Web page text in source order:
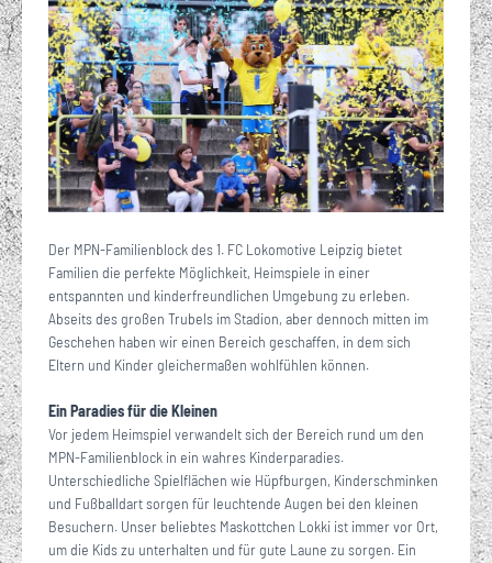
Der MPN-Familienblock des 1. FC Lokomotive Leipzig bietet
Familien die perfekte Möglichkeit, Heimspiele in einer
entspannten und kinderfreundlichen Umgebung zu erleben.
Abseits des großen Trubels im Stadion, aber dennoch mitten im
Geschehen haben wir einen Bereich geschaffen, in dem sich
Eltern und Kinder gleichermaßen wohlfühlen können.
Ein Paradies für die Kleinen
Vor jedem Heimspiel verwandelt sich der Bereich rund um den
MPN-Familienblock in ein wahres Kinderparadies.
Unterschiedliche Spielflächen wie Hüpfburgen, Kinderschminken
und Fußballdart sorgen für leuchtende Augen bei den kleinen
Besuchern. Unser beliebtes Maskottchen Lokki ist immer vor Ort,
um die Kids zu unterhalten und für gute Laune zu sorgen. Ein